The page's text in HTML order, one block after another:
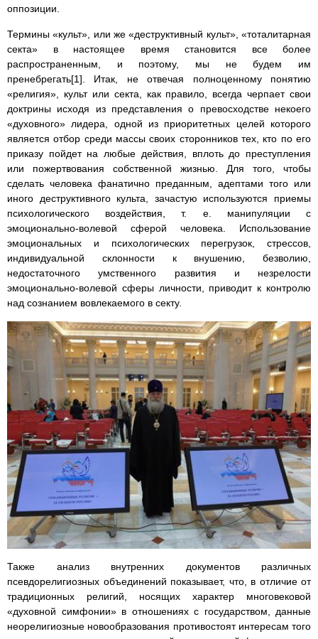
оппозиции.
Термины «культ», или же «деструктивный культ», «тоталитарная
секта» в настоящее время становится все более
распространенным, и поэтому, мы не будем им
пренебрегать[1]. Итак, не отвечая полноценному понятию
«религия», культ или секта, как правило, всегда черпает свои
доктрины исходя из представления о превосходстве некоего
«духовного» лидера, одной из приоритетных целей которого
является отбор среди массы своих сторонников тех, кто по его
приказу пойдет на любые действия, вплоть до преступления
или пожертвования собственной жизнью. Для того, чтобы
сделать человека фанатично преданным, адептами того или
иного деструктивного культа, зачастую используются приемы
психологического воздействия, т. е. манипуляции с
эмоционально-волевой сферой человека. Использование
эмоциональных и психологических перегрузок, стрессов,
индивидуальной склонности к внушению, безволию,
недостаточного умственного развития и незрелости
эмоционально-волевой сферы личности, приводит к контролю
над сознанием вовлекаемого в секту.
Также анализ внутренних документов различных
псевдорелигиозных объединений показывает, что, в отличие от
традиционных религий, носящих характер многовековой
«духовной симфонии» в отношениях с государством, данные
неорелигиозные новообразования противостоят интересам того